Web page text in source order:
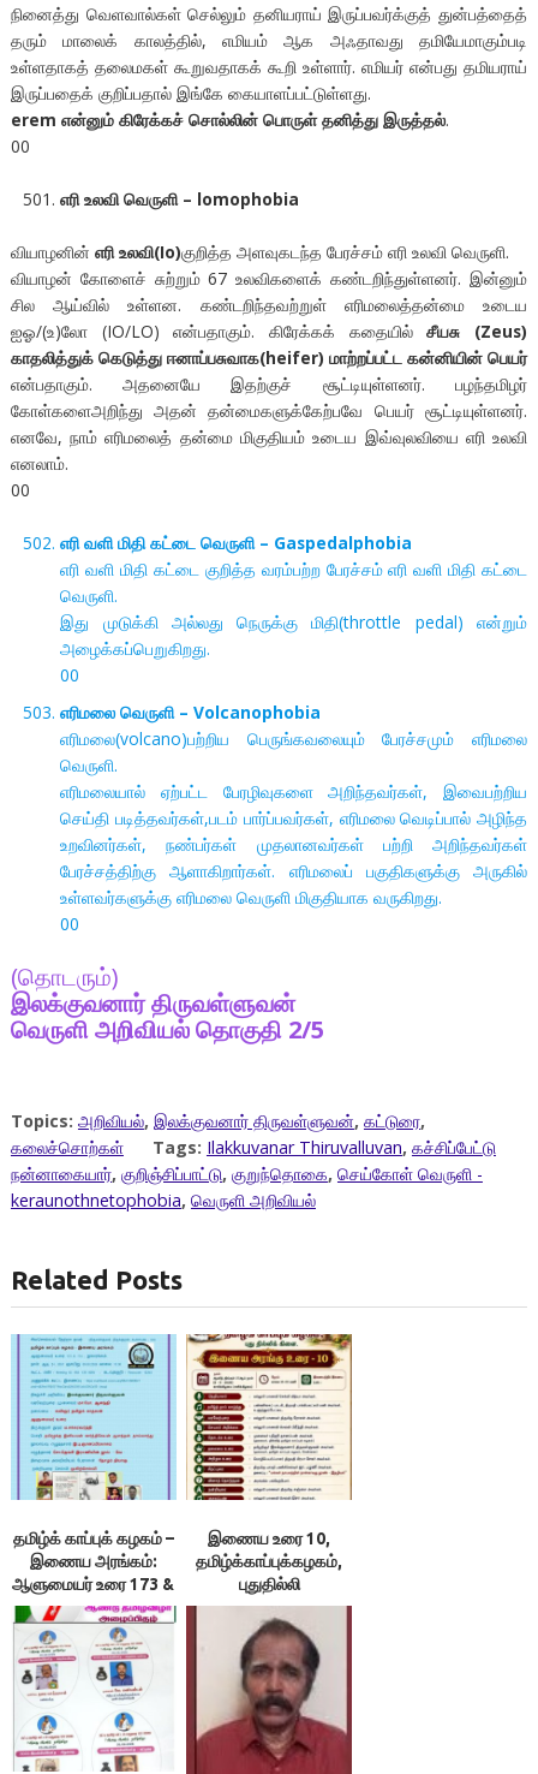
நினைத்து வெளவால்கள் செல்லும் தனியராய் இருப்பவர்க்குத் துன்பத்தைத்
தரும் மாலைக் காலத்தில், எமியம் ஆக அஃதாவது தமியேமாகும்படி
உள்ளதாகத் தலைமகள் கூறுவதாகக் கூறி உள்ளார். எமியர் என்பது தமியராய்
இருப்பதைக் குறிப்பதால் இங்கே கையாளப்பட்டுள்ளது.
erem என்னும் கிரேக்கச் சொல்லின் பொருள் தனித்து இருத்தல்.
00
எரி உலவி வெருளி – lomophobia
வியாழனின் எரி உலவி(Io)குறித்த அளவுகடந்த பேரச்சம் எரி உலவி வெருளி.
வியாழன் கோளைச் சுற்றும் 67 உலவிகளைக் கண்டறிந்துள்ளனர். இன்னும்
சில ஆய்வில் உள்ளன. கண்டறிந்தவற்றுள் எரிமலைத்தன்மை உடைய
ஐஓ/(உ)லோ (IO/LO) என்பதாகும். கிரேக்கக் கதையில்சீயசு (Zeus)
காதலித்துக் கெடுத்து ஈனாப்பசுவாக(heifer) மாற்றப்பட்ட கன்னியின் பெயர்
என்பதாகும். அதனையே இதற்குச் சூட்டியுள்ளனர். பழந்தமிழர்
கோள்களைஅறிந்து அதன் தன்மைகளுக்கேற்பவே பெயர் சூட்டியுள்ளனர்.
எனவே, நாம் எரிமலைத் தன்மை மிகுதியம் உடைய இவ்வுலவியை எரி உலவி
எனலாம்.
00
எரி வளி மிதி கட்டை வெருளி – Gaspedalphobia
எரி வளி மிதி கட்டை குறித்த வரம்பற்ற பேரச்சம் எரி வளி மிதி கட்டை
வெருளி.
இது முடுக்கி அல்லது நெருக்கு மிதி(throttle pedal) என்றும்
அழைக்கப்பெறுகிறது.
00
எரிமலை வெருளி – Volcanophobia
எரிமலை(volcano)பற்றிய பெருங்கவலையும் பேரச்சமும் எரிமலை
வெருளி.
எரிமலையால் ஏற்பட்ட பேரழிவுகளை அறிந்தவர்கள், இவைபற்றிய
செய்தி படித்தவர்கள்,படம் பார்ப்பவர்கள், எரிமலை வெடிப்பால் அழிந்த
உறவினர்கள், நண்பர்கள் முதலானவர்கள் பற்றி அறிந்தவர்கள்
பேரச்சத்திற்கு ஆளாகிறார்கள். எரிமலைப் பகுதிகளுக்கு அருகில்
உள்ளவர்களுக்கு எரிமலை வெருளி மிகுதியாக வருகிறது.
00
(தொடரும்)
இலக்குவனார் திருவள்ளுவன்
வெருளி அறிவியல் தொகுதி 2/5
Topics: அறிவியல், இலக்குவனார் திருவள்ளுவன், கட்டுரை,
கலைச்சொற்கள்
Tags: Ilakkuvanar Thiruvalluvan, கச்சிப்பேட்டு
நன்னாகையார், குறிஞ்சிப்பாட்டு, குறுந்தொகை, செய்கோள் வெருளி -
keraunothnetophobia, வெருளி அறிவியல்
Related Posts
தமிழ்க் காப்புக் கழகம் –
இணைய அரங்கம்:
ஆளுமையர் உரை 173 &
174 ; நூலரங்கம்
இணைய உரை 10,
தமிழ்க்காப்புக்கழகம்,
புதுதில்லி